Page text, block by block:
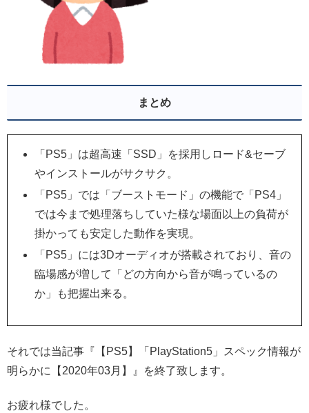
まとめ
「PS5」は超高速「SSD」を採用しロード&セーブ
やインストールがサクサク。
「PS5」では「ブーストモード」の機能で「PS4」
では今まで処理落ちしていた様な場面以上の負荷が
掛かっても安定した動作を実現。
「PS5」には3Dオーディオが搭載されており、音の
臨場感が増して「どの方向から音が鳴っているの
か」も把握出来る。
それでは当記事『【PS5】「PlayStation5」スペック情報が
明らかに【2020年03月】』を終了致します。
お疲れ様でした。